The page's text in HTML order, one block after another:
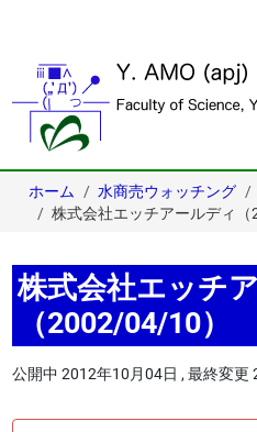
ホーム 水商売ウォッチング
株式会社エッチアールディ（
株式会社エッチ
（2002/04/10）
公開中 2012年10月04日 ,最終変更